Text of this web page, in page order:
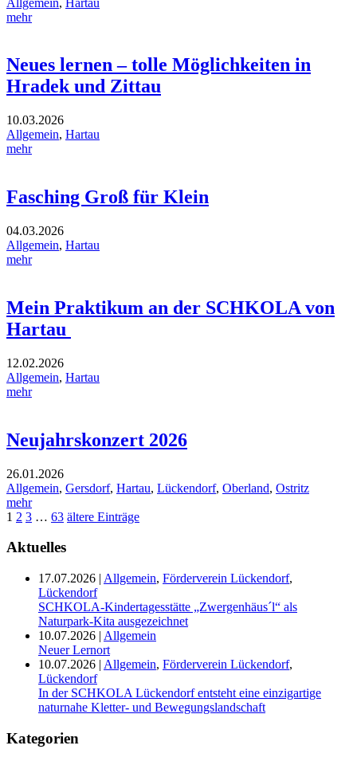
mehr
Neues lernen – tolle Möglichkeiten in
Hradek und Zittau
10.03.2026
Allgemein, Hartau
mehr
Fasching Groß für Klein
04.03.2026
Allgemein, Hartau
mehr
Mein Praktikum an der SCHKOLA von
Hartau
12.02.2026
Allgemein, Hartau
mehr
Neujahrskonzert 2026
26.01.2026
Allgemein, Gersdorf, Hartau, Lückendorf, Oberland, Ostritz
mehr
1 2 3 … 63 ältere Einträge
Aktuelles
17.07.2026 | Allgemein, Förderverein Lückendorf,
Lückendorf
SCHKOLA-Kindertagesstätte „Zwergenhäus´l“ als
Naturpark-Kita ausgezeichnet
10.07.2026 | Allgemein
Neuer Lernort
10.07.2026 | Allgemein, Förderverein Lückendorf,
Lückendorf
In der SCHKOLA Lückendorf entsteht eine einzigartige
naturnahe Kletter- und Bewegungslandschaft
Kategorien